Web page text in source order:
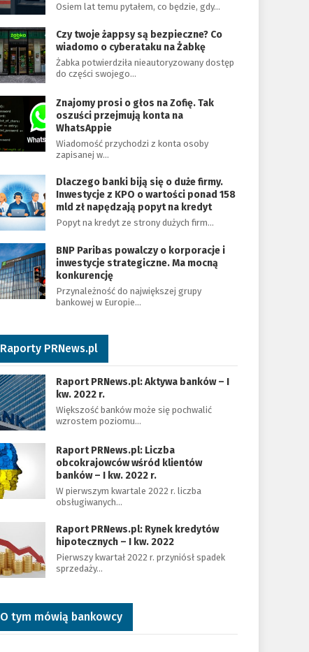
Osiem lat temu pytałem, co będzie, gdy…
Czy twoje żappsy są bezpieczne? Co
wiadomo o cyberataku na Żabkę
Żabka potwierdziła nieautoryzowany dostęp
do części swojego…
Znajomy prosi o głos na Zofię. Tak
oszuści przejmują konta na
WhatsAppie
Wiadomość przychodzi z konta osoby
zapisanej w…
Dlaczego banki biją się o duże firmy.
Inwestycje z KPO o wartości ponad 158
mld zł napędzają popyt na kredyt
Popyt na kredyt ze strony dużych firm…
BNP Paribas powalczy o korporacje i
inwestycje strategiczne. Ma mocną
konkurencję
Przynależność do największej grupy
bankowej w Europie…
Raporty PRNews.pl
Raport PRNews.pl: Aktywa banków – I
kw. 2022 r.
Większość banków może się pochwalić
wzrostem poziomu…
Raport PRNews.pl: Liczba
obcokrajowców wśród klientów
banków – I kw. 2022 r.
W pierwszym kwartale 2022 r. liczba
obsługiwanych…
Raport PRNews.pl: Rynek kredytów
hipotecznych – I kw. 2022
Pierwszy kwartał 2022 r. przyniósł spadek
sprzedaży…
O tym mówią bankowcy